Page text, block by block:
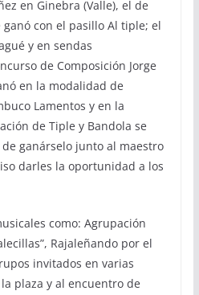
en Ginebra (Valle), el de
ganó con el pasillo Al tiple; el
y en sendas
de Composición Jorge
en la modalidad de
Lamentos y en la
de Tiple y Bandola se
ganárselo junto al maestro
darles la oportunidad a los
como: Agrupación
Rajaleñando por el
invitados en varias
plaza y al encuentro de